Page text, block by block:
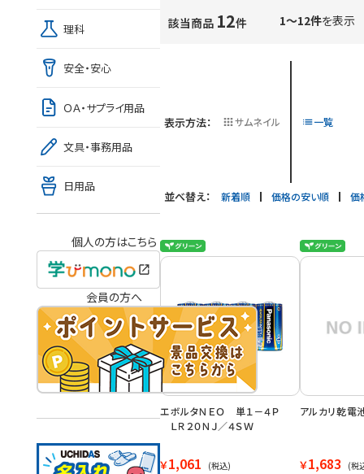
該当商品 12件 1～12件を表示
表示方法： サムネイル 一覧
並べ替え： 新着順 価格の安い順 価
エボルタＮＥＯ 単１－４Ｐ
ＬＲ２０ＮＪ／４ＳＷ
￥1,061 (税込)
アルカリ乾電
￥1,683 (税
理科
安全・安心
ＯＡ・サプライ用品
文具・事務用品
日用品
個人の方はこちら
会員の方へ